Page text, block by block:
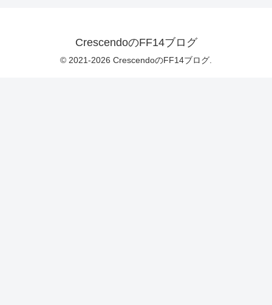
CrescendoのFF14ブログ
© 2021-2026 CrescendoのFF14ブログ.